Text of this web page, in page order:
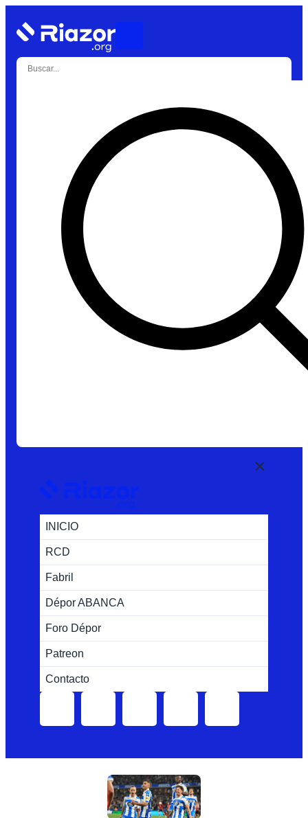
INICIO
RCD
Fabril
Dépor ABANCA
Foro Dépor
Patreon
Contacto